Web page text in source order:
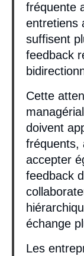
fréquente
entretiens
suffisent
feedback
Cette
doivent
fréquents,
accepter
feedback
échange
Les